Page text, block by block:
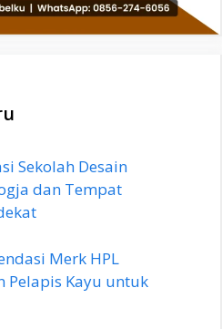
Sekolah Desain
dan Tempat
Merk HPL
Pelapis Kayu untuk